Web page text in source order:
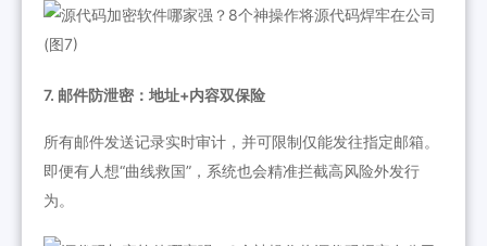
7. 邮件防泄密：地址+内容双保险
所有邮件发送记录实时审计，并可限制仅能发往指定邮箱。
即便有人想“曲线救国”，系统也会精准拦截高风险外发行
为。